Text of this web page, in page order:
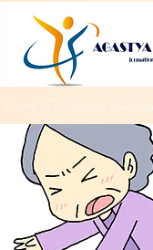
Votre Formation